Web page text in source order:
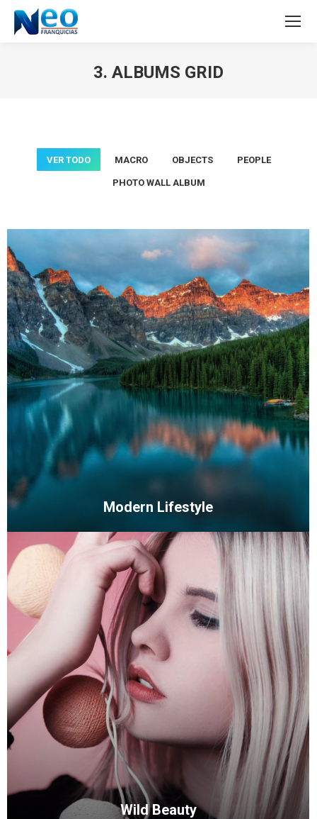
3. ALBUMS GRID
VER TODO MACRO OBJECTS PEOPLE
PHOTO WALL ALBUM
Modern Lifestyle
Wild Beauty